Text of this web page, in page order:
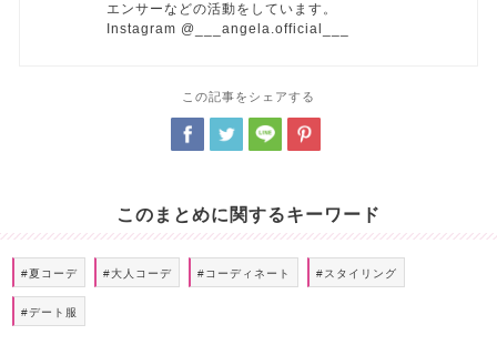
エンサーなどの活動をしています。
Instagram @___angela.official___
この記事をシェアする
このまとめに関するキーワード
#夏コーデ #大人コーデ #コーディネート #スタイリング
#デート服